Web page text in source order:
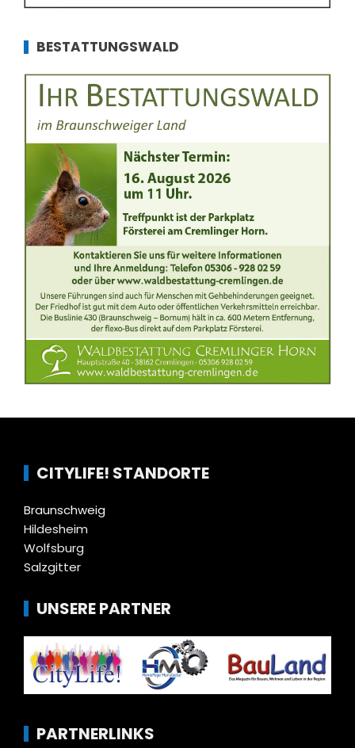
BESTATTUNGSWALD
CITYLIFE! STANDORTE
Braunschweig
Hildesheim
Wolfsburg
Salzgitter
UNSERE PARTNER
PARTNERLINKS